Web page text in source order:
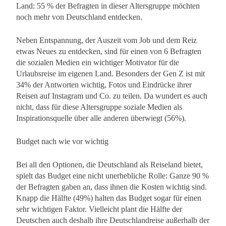
Land: 55 % der Befragten in dieser Altersgruppe möchten
noch mehr von Deutschland entdecken.
Neben Entspannung, der Auszeit vom Job und dem Reiz
etwas Neues zu entdecken, sind für einen von 6 Befragten
die sozialen Medien ein wichtiger Motivator für die
Urlaubsreise im eigenen Land. Besonders der Gen Z ist mit
34% der Antworten wichtig, Fotos und Eindrücke ihrer
Reisen auf Instagram und Co. zu teilen. Da wundert es auch
nicht, dass für diese Altersgruppe soziale Medien als
Inspirationsquelle über alle anderen überwiegt (56%).
Budget nach wie vor wichtig
Bei all den Optionen, die Deutschland als Reiseland bietet,
spielt das Budget eine nicht unerhebliche Rolle: Ganze 90 %
der Befragten gaben an, dass ihnen die Kosten wichtig sind.
Knapp die Hälfte (49%) halten das Budget sogar für einen
sehr wichtigen Faktor. Vielleicht plant die Hälfte der
Deutschen auch deshalb ihre Deutschlandreise außerhalb der